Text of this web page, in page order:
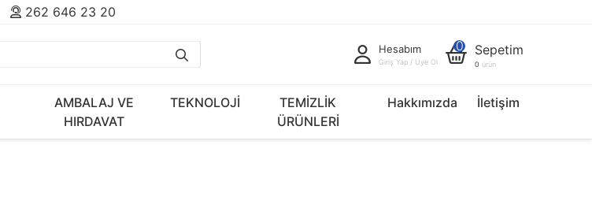
262 646 23 20
Hesabım
Giriş Yap / Üye Ol
0 Sepetim
0 ürün
AMBALAJ VE
HIRDAVAT
TEKNOLOJİ
TEMİZLİK
ÜRÜNLERİ
Hakkımızda İletişim